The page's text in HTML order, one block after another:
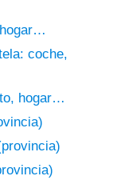
coche,
hogar…